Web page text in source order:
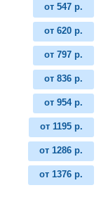
от 547 р.
от 620 р.
от 797 р.
от 836 р.
от 954 р.
от 1195 р.
от 1286 р.
от 1376 р.